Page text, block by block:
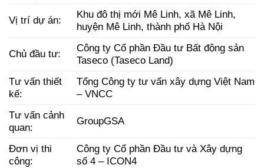
Vị trí dự án:
Khu đô thị mới Mê Linh, xã Mê Linh,
huyện Mê Linh, thành phố Hà Nội
Chủ đầu tư:
Công ty Cổ phần Đầu tư Bất động sản
Taseco (Taseco Land)
Tư vấn thiết
kế:
Tổng Công ty tư vấn xây dựng Việt Nam
– VNCC
Tư vấn cảnh
quan:
GroupGSA
Đơn vị thi
công:
Công ty Cổ phần Đầu tư và Xây dựng
số 4 – ICON4